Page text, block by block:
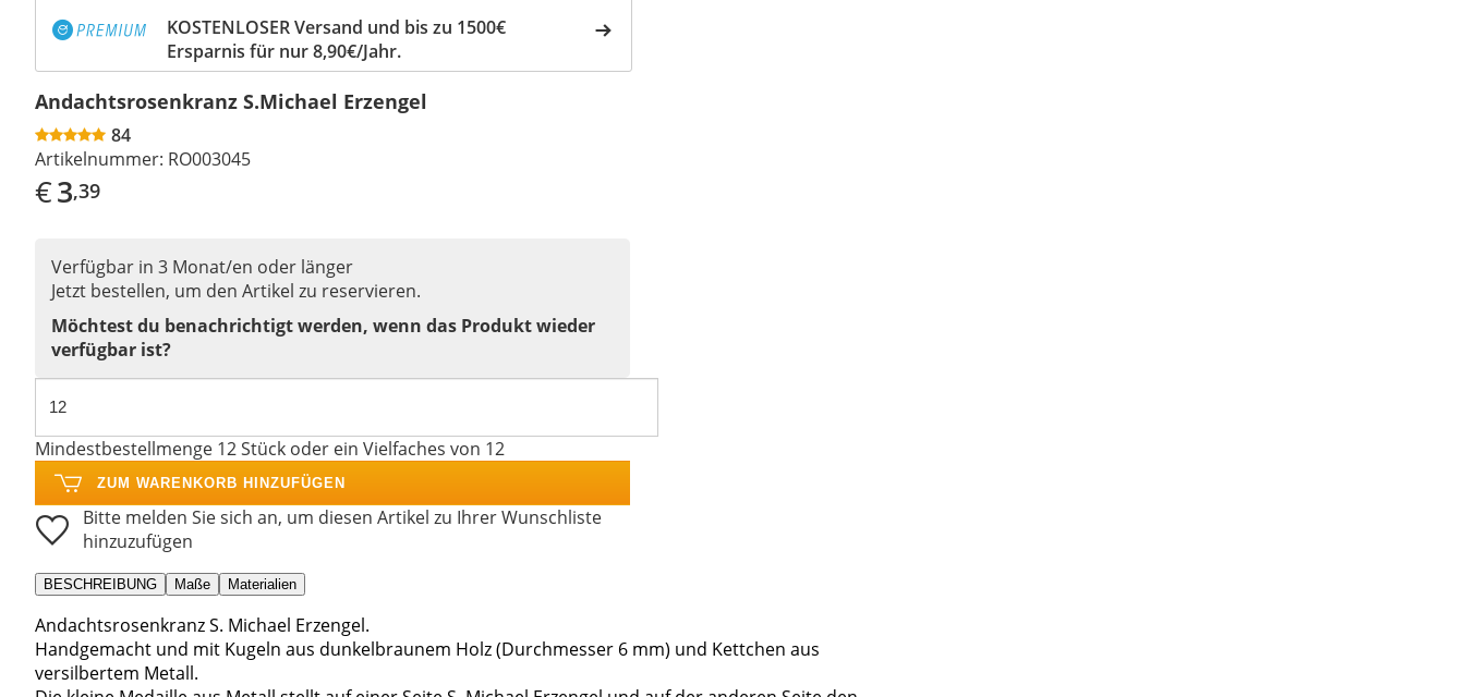
KOSTENLOSER Versand und bis zu 1500€
Ersparnis für nur 8,90€/Jahr.
Andachtsrosenkranz S.Michael Erzengel
84
Artikelnummer: RO003045
€3,39
Verfügbar in 3 Monat/en oder länger
Jetzt bestellen, um den Artikel zu reservieren.
Möchtest du benachrichtigt werden, wenn das Produkt wieder
verfügbar ist?
Mindestbestellmenge 12 Stück oder ein Vielfaches von 12
ZUM WARENKORB HINZUFÜGEN
Bitte melden Sie sich an, um diesen Artikel zu Ihrer Wunschliste
hinzuzufügen
BESCHREIBUNG Maße Materialien
Andachtsrosenkranz S. Michael Erzengel.
Handgemacht und mit Kugeln aus dunkelbraunem Holz (Durchmesser 6 mm) und Kettchen aus
versilbertem Metall.